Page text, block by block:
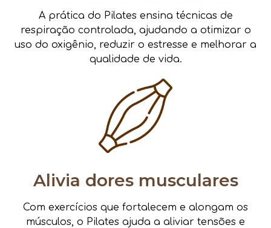
A prática do Pilates ensina técnicas de
respiração controlada, ajudando a otimizar o
uso do oxigênio, reduzir o estresse e melhorar a
qualidade de vida.
Alivia dores musculares
Com exercícios que fortalecem e alongam os
músculos, o Pilates ajuda a aliviar tensões e